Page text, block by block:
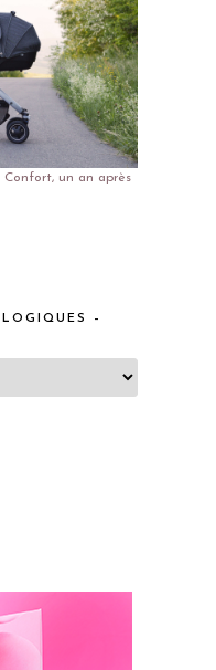
un an après
–